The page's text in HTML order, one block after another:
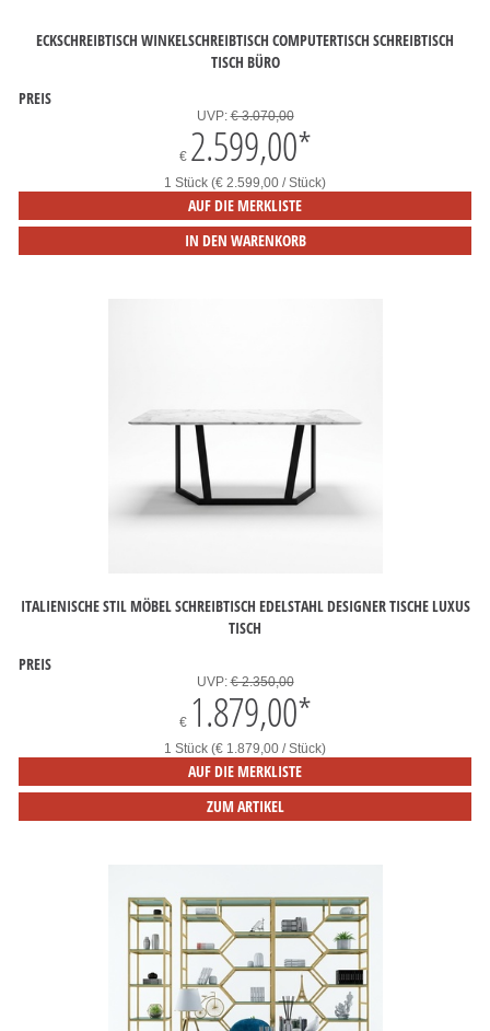
ECKSCHREIBTISCH WINKELSCHREIBTISCH COMPUTERTISCH SCHREIBTISCH
TISCH BÜRO
PREIS
UVP:€ 3.070,00
€ 2.599,00*
1 Stück (€ 2.599,00 / Stück)
AUF DIE MERKLISTE
IN DEN WARENKORB
ITALIENISCHE STIL MÖBEL SCHREIBTISCH EDELSTAHL DESIGNER TISCHE LUXUS
TISCH
PREIS
UVP:€ 2.350,00
€ 1.879,00*
1 Stück (€ 1.879,00 / Stück)
AUF DIE MERKLISTE
ZUM ARTIKEL